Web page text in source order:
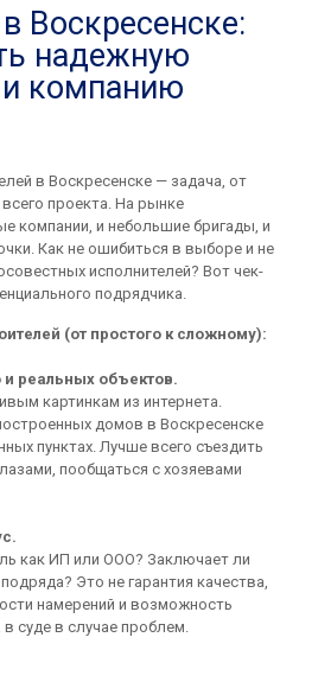
Воскресенске:
надежную
компанию
в Воскресенске — задача, от
проекта. На рынке
компании, и небольшие бригады, и
Как не ошибиться в выборе и не
исполнителей? Вот чек-
подрядчика.
(от простого к сложному):
реальных объектов.
картинкам из интернета.
домов в Воскресенске
пунктах. Лучше всего съездить
пообщаться с хозяевами
как ИП или ООО? Заключает ли
Это не гарантия качества,
намерений и возможность
суде в случае проблем.